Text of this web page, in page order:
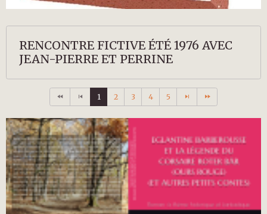
RENCONTRE FICTIVE ÉTÉ 1976 AVEC
JEAN-PIERRE ET PERRINE
1 2 3 4 5